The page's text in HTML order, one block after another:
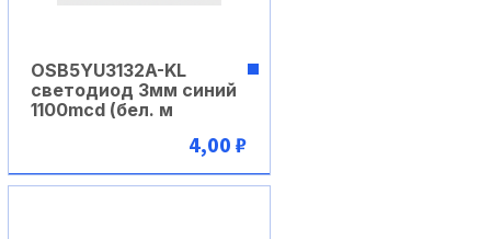
В корзину
OSB5YU3132A-KL
светодиод 3мм синий
1100mcd (бел. м
4,00 ₽